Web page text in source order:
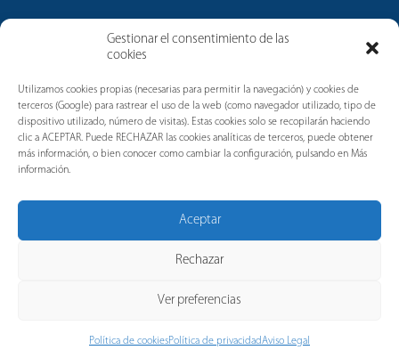
Gestionar el consentimiento de las
cookies
Utilizamos cookies propias (necesarias para permitir la navegación) y cookies de
terceros (Google) para rastrear el uso de la web (como navegador utilizado, tipo de
dispositivo utilizado, número de visitas). Estas cookies solo se recopilarán haciendo
clic a ACEPTAR. Puede RECHAZAR las cookies analíticas de terceros, puede obtener
más información, o bien conocer como cambiar la configuración, pulsando en Más
información.
Aceptar
Rechazar
Ver preferencias
Política de cookiesPolítica de privacidadAviso Legal
Noticias